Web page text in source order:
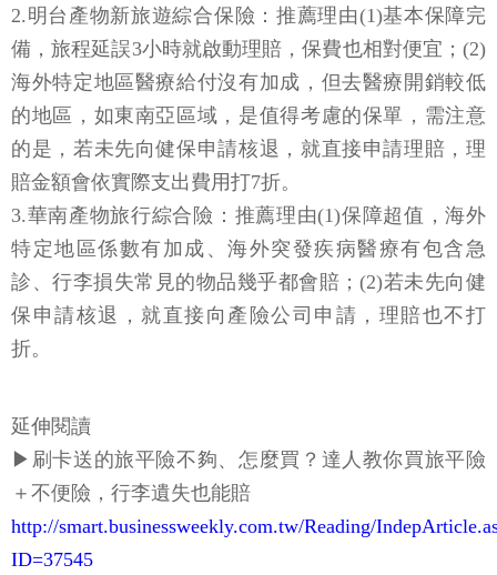
2.明台產物新旅遊綜合保險：推薦理由(1)基本保障完
備，旅程延誤3小時就啟動理賠，保費也相對便宜；(2)
海外特定地區醫療給付沒有加成，但去醫療開銷較低
的地區，如東南亞區域，是值得考慮的保單，需注意
的是，若未先向健保申請核退，就直接申請理賠，理
賠金額會依實際支出費用打7折。
3.華南產物旅行綜合險：推薦理由(1)保障超值，海外
特定地區係數有加成、海外突發疾病醫療有包含急
診、行李損失常見的物品幾乎都會賠；(2)若未先向健
保申請核退，就直接向產險公司申請，理賠也不打
折。
延伸閱讀
▶刷卡送的旅平險不夠、怎麼買？達人教你買旅平險
＋不便險，行李遺失也能賠
http://smart.businessweekly.com.tw/Reading/
ID=37545